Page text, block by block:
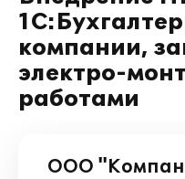
компании,
электро-
работами
ООО